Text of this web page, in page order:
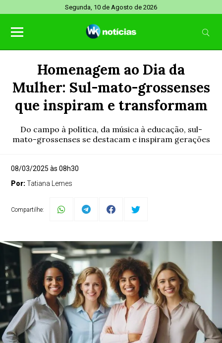
Segunda, 10 de Agosto de 2026
Homenagem ao Dia da
Mulher: Sul-mato-grossenses
que inspiram e transformam
Do campo à política, da música à educação, sul-
mato-grossenses se destacam e inspiram gerações
08/03/2025 às 08h30
Por:Tatiana Lemes
Compartilhe: